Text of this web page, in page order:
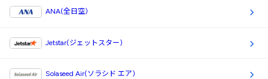
ANA(全日空)
Jetstar(ジェットスター)
Solaseed Air(ソラシド エア)